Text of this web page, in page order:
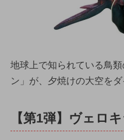
地球上で知られている鳥
ン」が、夕焼けの大空を
【第1弾】ヴェロ